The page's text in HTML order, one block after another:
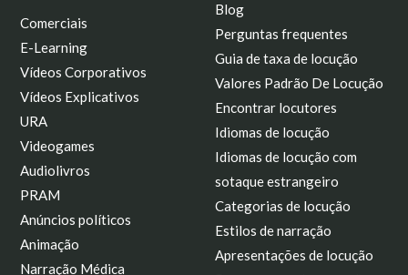
Comerciais
E-Learning
Vídeos Corporativos
Vídeos Explicativos
URA
Videogames
Audiolivros
PRAM
Anúncios políticos
Animação
Narração Médica
Blog
Perguntas frequentes
Guia de taxa de locução
Valores Padrão De Locução
Encontrar locutores
Idiomas de locução
Idiomas de locução com
sotaque estrangeiro
Categorias de locução
Estilos de narração
Apresentações de locução